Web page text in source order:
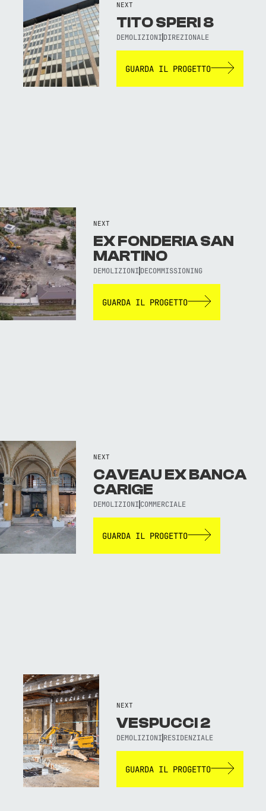
NEXT
TITO SPERI 8
DEMOLIZIONI DIREZIONALE
GUARDA IL PROGETTO
NEXT
EX FONDERIA SAN
MARTINO
DEMOLIZIONI DECOMMISSIONING
GUARDA IL PROGETTO
NEXT
CAVEAU EX BANCA
CARIGE
DEMOLIZIONI COMMERCIALE
GUARDA IL PROGETTO
NEXT
VESPUCCI 2
DEMOLIZIONI RESIDENZIALE
GUARDA IL PROGETTO